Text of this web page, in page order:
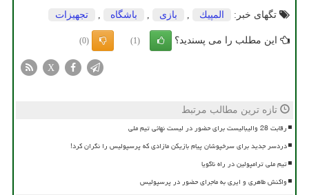
تگهای خبر:
المپیك بازی باشگاه تجهیزات
این مطلب را می پسندید؟ (1)
(0)
X
تازه ترین مطالب مرتبط
رقابت 28 والیبالیست برای حضور در لیست نهائی تیم ملی
دردسر جدید برای سرخپوشان پیام بازیکن مازادی که پرسپولیس را نگران کرد!
تیم ملی ترامپولین در راه ناگویا
واکنش طاهری و ایری به ماجرای حضور در پرسپولیس